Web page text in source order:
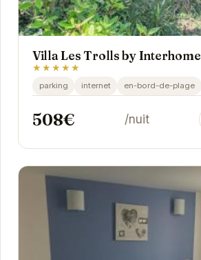
Villa Les Trolls by Interhome
★★★★★
parking internet en-bord-de-plage
508€ /nuit